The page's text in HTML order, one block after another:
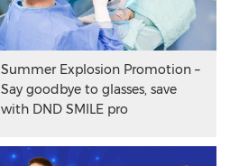
Summer Explosion Promotion –
Say goodbye to glasses, save
with DND SMILE pro